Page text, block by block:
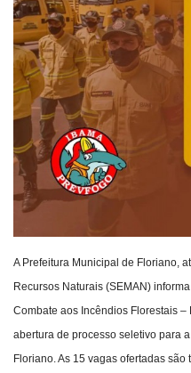
A Prefeitura Municipal de Floriano,
Recursos Naturais (SEMAN)
Combate aos Incêndios Florestais –
abertura de processo seletivo para
Floriano. As 15 vagas ofertadas